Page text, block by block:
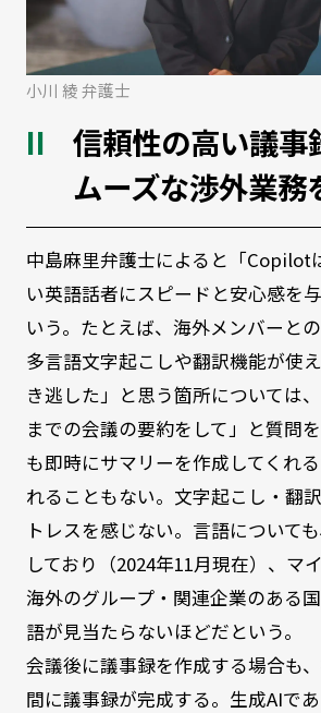
小川 綾 弁護士
信頼性の高い議事
ムーズな渉外業務
中島麻里弁護士によると「Copilot
い英語話者にスピードと安心感を
いう。たとえば、海外メンバーと
多言語文字起こしや翻訳機能が使
き逃した」と思う箇所については
までの会議の要約をして」と質問
も即時にサマリーを作成してくれ
れることもない。文字起こし・翻
トレスを感じない。言語について
しており（2024年11月現在）、マ
海外のグループ・関連企業のある
語が見当たらないほどだという。
会議後に議事録を作成する場合も
間に議事録が完成する。生成AIで